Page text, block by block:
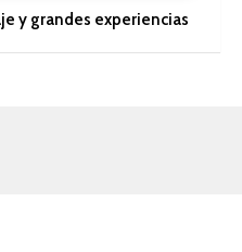
y grandes experiencias